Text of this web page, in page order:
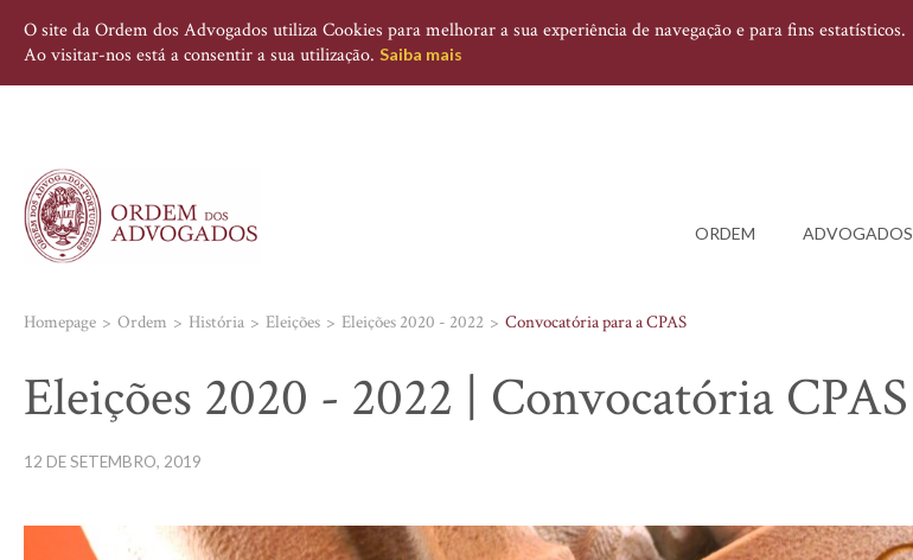
O site da Ordem dos Advogados utiliza Cookies para melhorar a sua experiência de navegação e para fins estatísticos.
Ao visitar-nos está a consentir a sua utilização. Saiba mais
ORDEM ADVOGADOS
Homepage Ordem História Eleições Eleições 2020 - 2022 Convocatória para a CPAS
Eleições 2020 - 2022 | Convocatória CPAS
12 DE SETEMBRO, 2019